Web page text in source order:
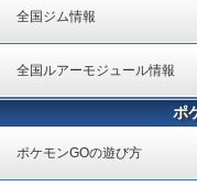
全国ジム情報
全国ルアーモジュール情報
ポ
ポケモンGOの遊び方